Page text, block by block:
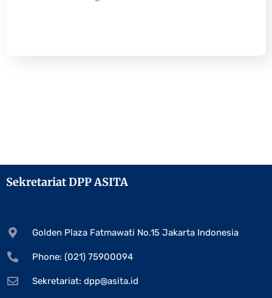
Sekretariat DPP ASITA
Golden Plaza Fatmawati No.15 Jakarta Indonesia
Phone: (021) 75900094
Sekretariat: dpp@asita.id